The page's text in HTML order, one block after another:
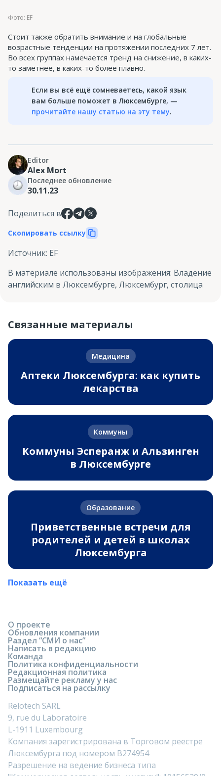
Фото: EF
Стоит также обратить внимание и на глобальные
возрастные тенденции на протяжении последних 7 лет.
Во всех группах намечается тренд на снижение, в каких-
то заметнее, в каких-то более плавно.
Если вы всё ещё сомневаетесь, какой язык
вам больше поможет в Люксембурге, —
прочитайте нашу статью на эту тему.
Editor
Alex Mort
Последнее обновление
30.11.23
Поделиться в
Скопировать ссылку
Источник: EF
В материале использованы изображения: Владение
английским в Люксембурге, Люксембург, столица
Связанные материалы
Медицина
Аптеки Люксембурга: как купить
лекарства
Коммуны
Коммуны Эсперанж и Альзинген
в Люксембурге
Образование
Приветственные встречи для
родителей и детей в школах
Люксембурга
Показать ещё
О проекте
Обновления компании
Раздел “СМИ о нас”
Написать в редакцию
Команда
Политика конфиденциальности
Редакционная политика
Размещайте рекламу у нас
Подписаться на рассылку
Relotech SARL
9, rue du Laboratoire
L-1911 Luxembourg
Компания зарегистрирована в Торговом реестре
Люксембурга под номером B274954
Разрешение на ведение бизнеса типа